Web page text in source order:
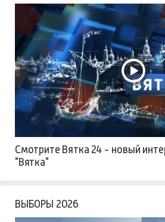
Смотрите Вятка 24 - новый
"Вятка"
ВЫБОРЫ 2026